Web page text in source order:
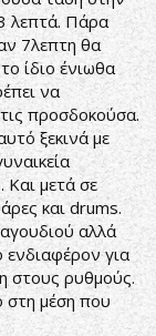
λεπτά. Πάρα
7λεπτη θα
ίδιο ένιωθα
να
προσδοκούσα.
ξεκινά με
Και μετά σε
και drums.
αλλά
ενδιαφέρον για
στους ρυθμούς.
στη μέση που